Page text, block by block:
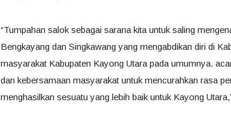
“Tumpahan salok sebagai sarana kita untuk saling
Bengkayang dan Singkawang yang mengabdikan diri di
masyarakat Kabupaten Kayong Utara pada umumnya.
dan kebersamaan masyarakat untuk mencurahkan rasa
menghasilkan sesuatu yang lebih baik untuk Kayong